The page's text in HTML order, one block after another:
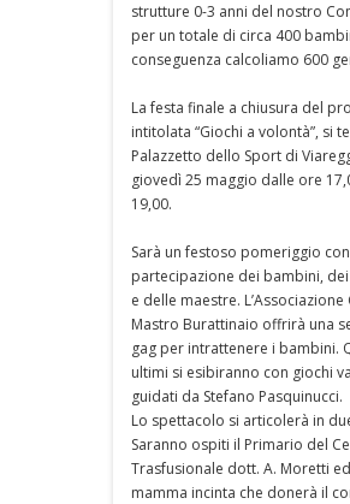
strutture 0-3 anni del nostro
per un totale di circa 400
conseguenza calcoliamo 600
La festa finale a chiusura del
intitolata “Giochi a volontà”, si
Palazzetto dello Sport di
giovedì 25 maggio dalle ore
19,00.
Sarà un festoso pomeriggio
partecipazione dei bambini,
e delle maestre. L’Associazione
Mastro Burattinaio offrirà una
gag per intrattenere i bambini.
ultimi si esibiranno con giochi
guidati da Stefano Pasquinucci.
Lo spettacolo si articolerà in
Saranno ospiti il Primario del
Trasfusionale dott. A. Moretti
mamma incinta che donerà il